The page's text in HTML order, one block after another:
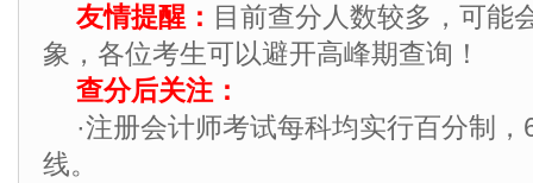
友情提醒： 目前查分人数较多，可能
象，各位考生可以避开高峰期查询！
查分后关注：
·注册会计师考试每科均实行百分制
线。